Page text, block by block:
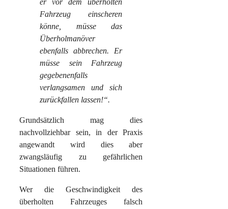
er vor dem überholten
Fahrzeug einscheren
könne, müsse das
Überholmanöver
ebenfalls abbrechen. Er
müsse sein Fahrzeug
gegebenenfalls
verlangsamen und sich
zurückfallen lassen!“.
Grundsätzlich mag dies
nachvollziehbar sein, in der Praxis
angewandt wird dies aber
zwangsläufig zu gefährlichen
Situationen führen.
Wer die Geschwindigkeit des
überholten Fahrzeuges falsch